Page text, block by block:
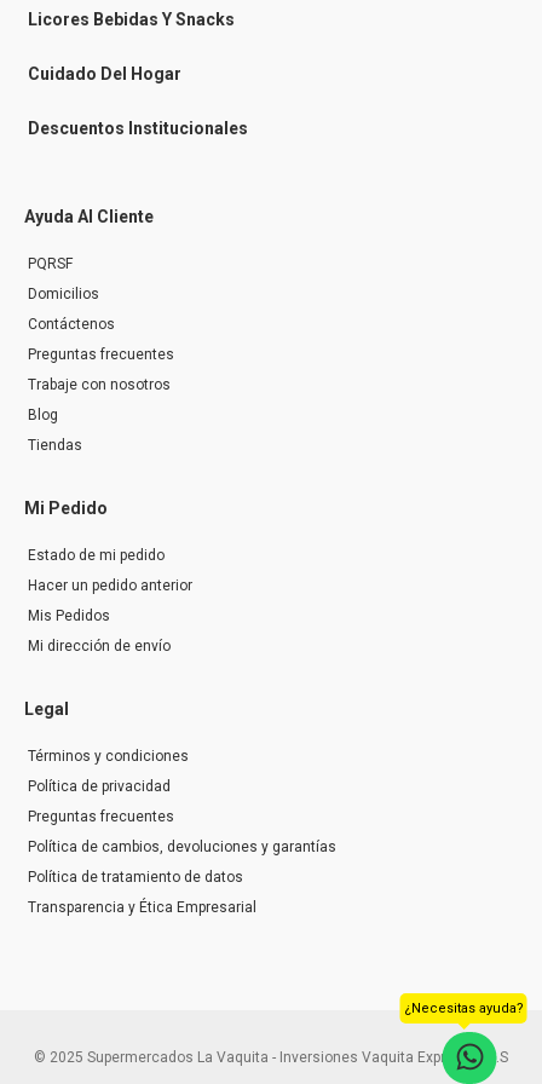
n
g
r
Licores Bebidas Y Snacks
Cuidado Del Hogar
Descuentos Institucionales
Ayuda Al Cliente
PQRSF
Domicilios
Contáctenos
Preguntas frecuentes
Trabaje con nosotros
Blog
Tiendas
Mi Pedido
Estado de mi pedido
Hacer un pedido anterior
Mis Pedidos
Mi dirección de envío
Legal
Términos y condiciones
Política de privacidad
Preguntas frecuentes
Política de cambios, devoluciones y garantías
Política de tratamiento de datos
Transparencia y Ética Empresarial
© 2025 Supermercados La Vaquita - Inversiones Vaquita Express S.A.S
¿Necesitas ayuda?